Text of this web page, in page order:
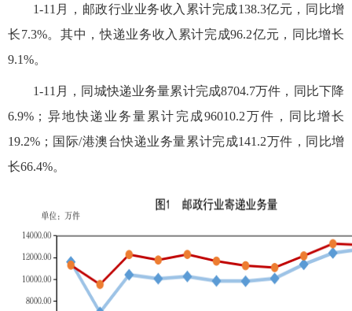
1-11月，邮政行业业务收入累计完成138.3亿元，同比增
长7.3%。其中，快递业务收入累计完成96.2亿元，同比增长
9.1%。
1-11月 ，同城快递业务量累计完成8704.7万件，同比 下降
6.9%；异地快递业务量累计完成96010.2万 件，同比增长
19.2%；国际/港澳台快递业务量累计完成141.2万件，同比增
长66.4%。